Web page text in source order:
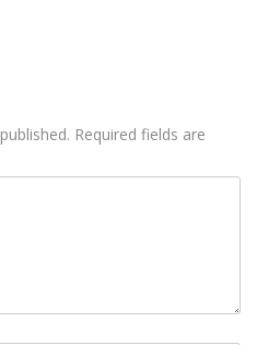
Required fields are